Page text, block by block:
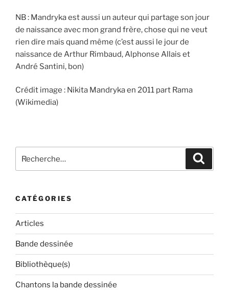
NB : Mandryka est aussi un auteur qui partage son jour
de naissance avec mon grand frère, chose qui ne veut
rien dire mais quand même (c’est aussi le jour de
naissance de Arthur Rimbaud, Alphonse Allais et
André Santini, bon)
Crédit image : Nikita Mandryka en 2011 part Rama
(Wikimedia)
pour
CATÉGORIES
Articles
Bande dessinée
Bibliothèque(s)
Chantons la bande dessinée